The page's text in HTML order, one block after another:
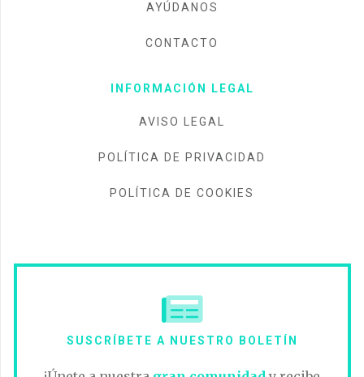
AYÚDANOS
CONTACTO
INFORMACIÓN LEGAL
AVISO LEGAL
POLÍTICA DE PRIVACIDAD
POLÍTICA DE COOKIES
SUSCRÍBETE A NUESTRO BOLETÍN